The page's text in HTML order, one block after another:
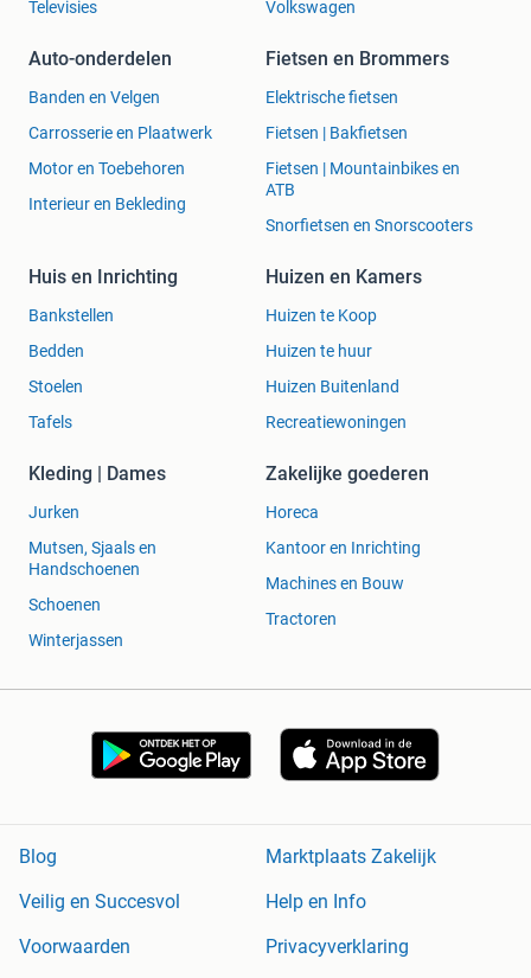
Televisies
Volkswagen
Auto-onderdelen
Banden en Velgen
Carrosserie en Plaatwerk
Motor en Toebehoren
Interieur en Bekleding
Fietsen en Brommers
Elektrische fietsen
Fietsen | Bakfietsen
Fietsen | Mountainbikes en
ATB
Snorfietsen en Snorscooters
Huis en Inrichting
Bankstellen
Bedden
Stoelen
Tafels
Huizen en Kamers
Huizen te Koop
Huizen te huur
Huizen Buitenland
Recreatiewoningen
Kleding | Dames
Jurken
Mutsen, Sjaals en
Handschoenen
Schoenen
Winterjassen
Zakelijke goederen
Horeca
Kantoor en Inrichting
Machines en Bouw
Tractoren
Blog
Marktplaats Zakelijk
Veilig en Succesvol
Help en Info
Voorwaarden
Privacyverklaring